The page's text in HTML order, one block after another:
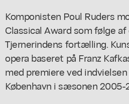
Komponisten Poul Ruders
Classical Award som følge af
Tjernerindens fortælling.
opera baseret på Franz
med premiere ved
København i sæsonen 2005-